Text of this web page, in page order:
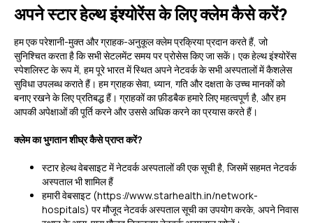
अपने स्टार हेल्थ इंश्योरेंस के लिए क्लेम कैसे करें?
हम एक परेशानी-मुक्त और ग्राहक-अनुकूल क्लेम प्रक्रिया प्रदान करते हैं, जो
सुनिश्चित करता है कि सभी सेटलमेंट समय पर प्रोसेस किए जा सकें। एक हेल्थ इंश्योरेंस
स्पेशलिस्ट के रूप में, हम पूरे भारत में स्थित अपने नेटवर्क के सभी अस्पतालों में कैशलेस
सुविधा उपलब्ध कराते हैं। हम ग्राहक सेवा, ध्यान, गति और दक्षता के उच्च मानकों को
बनाए रखने के लिए प्रतिबद्ध हैं। ग्राहकों का फ़ीडबैक हमारे लिए महत्वपूर्ण है, और हम
आपकी अपेक्षाओं की पूर्ति करने और उससे अधिक करने का प्रयास करते हैं।
क्लेम का भुगतान शीघ्र कैसे प्राप्त करें?
स्टार हेल्थ वेबसाइट में नेटवर्क अस्पतालों की एक सूची है, जिसमें सहमत नेटवर्क
अस्पताल भी शामिल हैं
हमारी वेबसाइट (https://www.starhealth.in/network-
hospitals) पर मौजूद नेटवर्क अस्पताल सूची का उपयोग करके, अपने निवास